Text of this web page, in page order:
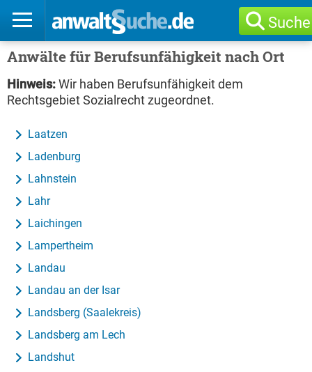
Suche
Anwälte für Berufsunfähigkeit nach Ort
Hinweis:Wir haben Berufsunfähigkeit dem
Rechtsgebiet Sozialrecht zugeordnet.
Laatzen
Ladenburg
Lahnstein
Lahr
Laichingen
Lampertheim
Landau
Landau an der Isar
Landsberg (Saalekreis)
Landsberg am Lech
Landshut